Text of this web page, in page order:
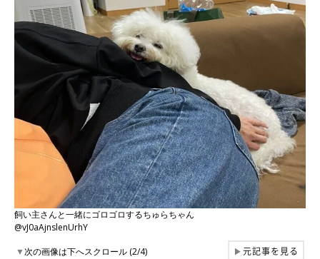
飼い主さんと一緒にゴロゴロするちゅらちゃん
@vJ0aAjnslenUrhY
▼次の画像は下へスクロール (2/4) ▶元記事を見る